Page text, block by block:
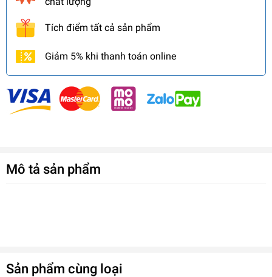
Tích điểm tất cả sản phẩm
Giảm 5% khi thanh toán online
Mô tả sản phẩm
Sản phẩm cùng loại